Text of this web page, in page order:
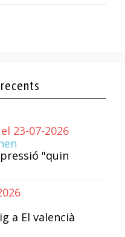
23-07-2026
"quin
a El valencià